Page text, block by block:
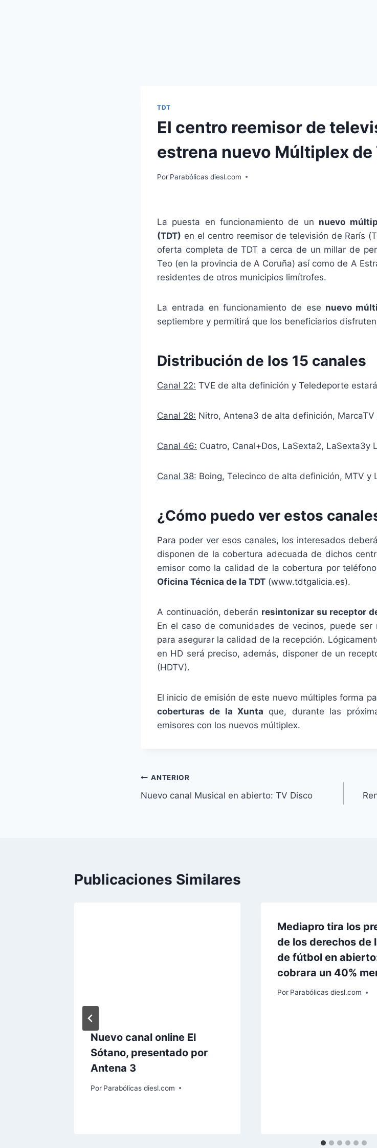
TDT
El centro reemisor de
estrena nuevo Múltiplex de
Por Parabólicas diesl.com
La puesta en funcionamiento de un nuevo
(TDT) en el centro reemisor de televisión de Rarís
oferta completa de TDT a cerca de un millar de
Teo (en la provincia de A Coruña) así como de A
residentes de otros municipios limítrofes.
La entrada en funcionamiento de ese nuevo
septiembre y permitirá que los beneficiarios
Distribución de los 15 canales
Canal 22: TVE de alta definición y Teledeporte
Canal 28: Nitro, Antena3 de alta definición, MarcaTV
Canal 46: Cuatro, Canal+Dos, LaSexta2, LaSexta3y
Canal 38: Boing, Telecinco de alta definición, MTV y
¿Cómo puedo ver estos
Para poder ver esos canales, los interesados
disponen de la cobertura adecuada de dichos
emisor como la calidad de la cobertura por
Oficina Técnica de la TDT (www.tdtgalicia.es).
A continuación, deberán resintonizar su receptor
En el caso de comunidades de vecinos, puede
para asegurar la calidad de la recepción.
en HD será preciso, además, disponer de un
(HDTV).
El inicio de emisión de este nuevo múltiples forma
coberturas de la Xunta que, durante las
emisores con los nuevos múltiplex.
Navegación
de
ANTERIOR
Nuevo canal Musical en abierto: TV Disco
Publicaciones Similares
Nuevo canal online El
Sótano, presentado por
Antena 3
Por Parabólicas diesl.com
Mediapro tira los
de los derechos de
de fútbol en
cobrara un 40%
Por Parabólicas diesl.com